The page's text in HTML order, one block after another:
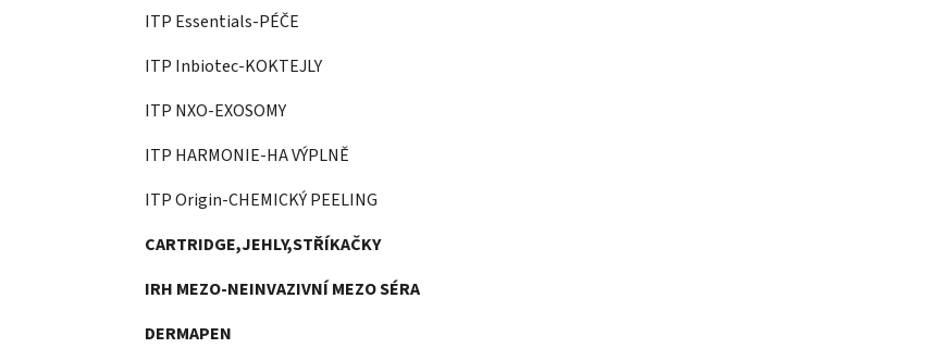
ITP Essentials-PÉČE
ITP Inbiotec-KOKTEJLY
ITP NXO-EXOSOMY
ITP HARMONIE-HA VÝPLNĚ
ITP Origin-CHEMICKÝ PEELING
CARTRIDGE,JEHLY,STŘÍKAČKY
IRH MEZO-NEINVAZIVNÍ MEZO SÉRA
DERMAPEN